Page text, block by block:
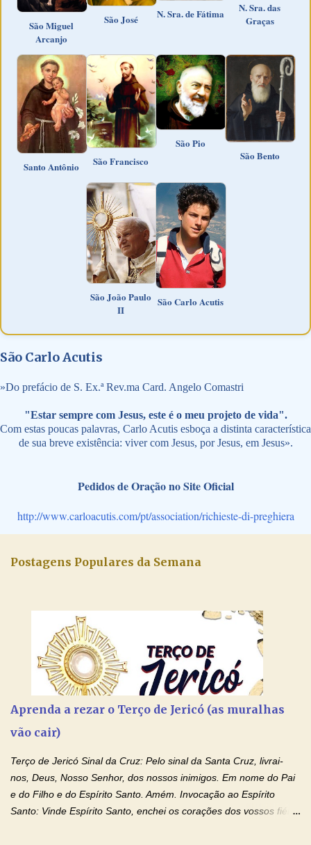
São Miguel
Arcanjo
São José N. Sra. de Fátima
N. Sra. das
Graças
Santo Antônio São Francisco
São Pio
São Bento
São João Paulo
II
São Carlo Acutis
São Carlo Acutis
»Do prefácio de S. Ex.ª Rev.ma Card. Angelo Comastri
"Estar sempre com Jesus, este é o meu projeto de vida".
Com estas poucas palavras, Carlo Acutis esboça a distinta característica
de sua breve existência: viver com Jesus, por Jesus, em Jesus».
Pedidos de Oração no Site Oficial
http://www.carloacutis.com/pt/association/richieste-di-preghiera
Postagens Populares da Semana
Aprenda a rezar o Terço de Jericó (as muralhas
vão cair)
Terço de Jericó Sinal da Cruz: Pelo sinal da Santa Cruz, livrai-
nos, Deus, Nosso Senhor, dos nossos inimigos. Em nome do Pai
e do Filho e do Espírito Santo. Amém. Invocação ao Espírito
Santo: Vinde Espírito Santo, enchei os corações dos vossos fiéis